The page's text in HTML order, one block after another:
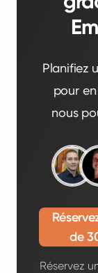
Planifiez
pour
nous
de
Réservez